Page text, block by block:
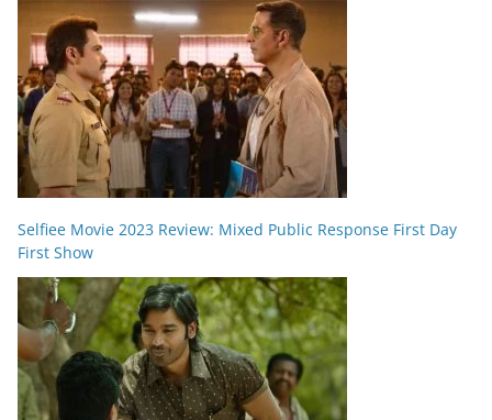
Selfiee Movie 2023 Review: Mixed Public Response First Day
First Show